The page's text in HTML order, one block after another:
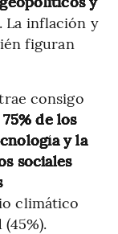
. La inflación y
figuran
consigo
75% de los
y la
sociales
climático